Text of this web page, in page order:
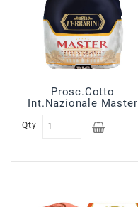
Prosc.Cotto
Int.Nazionale Master
Qty